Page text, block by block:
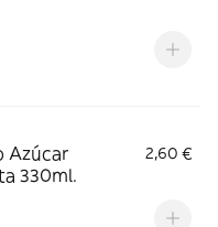
Azúcar
330ml.
2,60 €